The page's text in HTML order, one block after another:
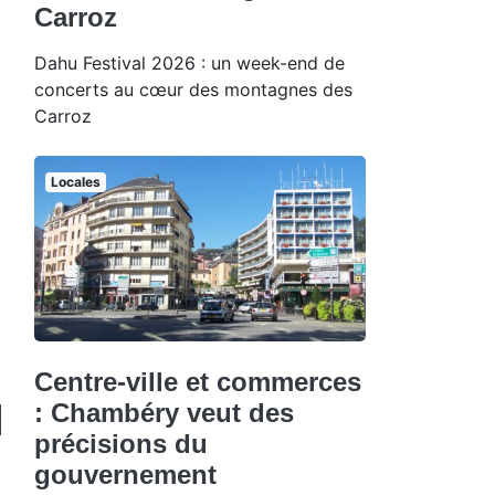
Carroz
Dahu Festival 2026 : un week-end de
concerts au cœur des montagnes des
Carroz
Locales
Centre-ville et commerces
: Chambéry veut des
précisions du
gouvernement